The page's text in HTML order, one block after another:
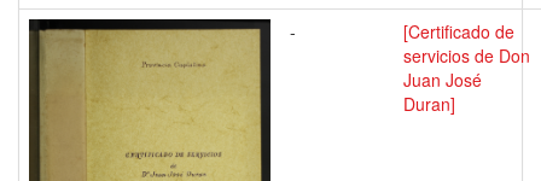
-
[Certificado de
servicios de Don
Juan José
Duran]